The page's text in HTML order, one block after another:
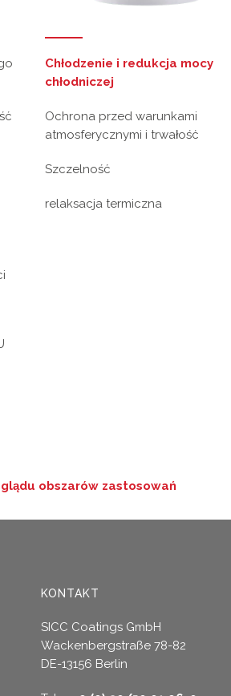
Chłodzenie i redukcja mocy
chłodniczej
Ochrona przed warunkami
atmosferycznymi i trwałość
Szczelność
relaksacja termiczna
obszarów zastosowań
KONTAKT
SICC Coatings GmbH
Wackenbergstraße 78-82
DE-13156 Berlin